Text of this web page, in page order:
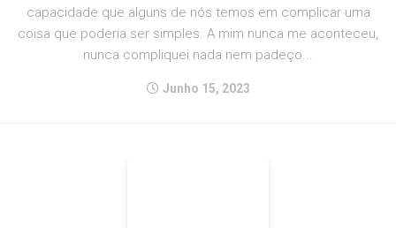
capacidade que alguns de nós temos em complicar uma
coisa que poderia ser simples. A mim nunca me aconteceu,
nunca compliquei nada nem padeço...
Junho 15, 2023